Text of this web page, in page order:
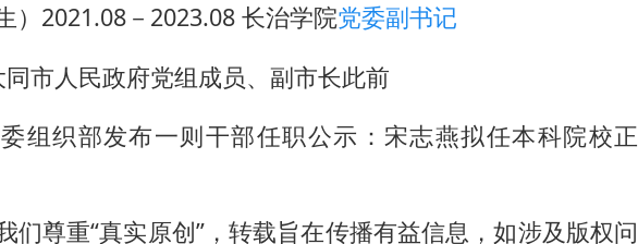
）2021.08－2023.08 长治学院党委副书记
市人民政府党组成员、副市长此前
组织部发布一则干部任职公示：宋志燕拟任本科院校正
们尊重“真实原创”，转载旨在传播有益信息，如涉及版权问